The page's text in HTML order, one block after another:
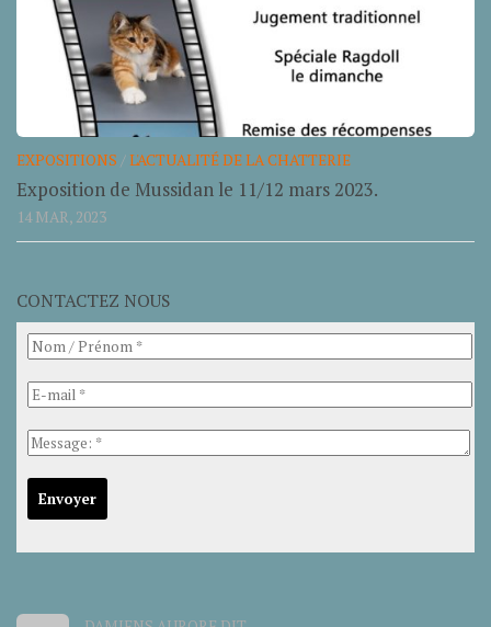
EXPOSITIONS /L'ACTUALITÉ DE LA CHATTERIE
Exposition de Mussidan le 11/12 mars 2023.
14 MAR, 2023
CONTACTEZ NOUS